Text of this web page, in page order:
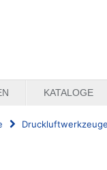
KATALOGE
Druckluftwerkzeuge